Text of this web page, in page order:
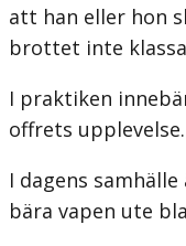
att han eller hon
brottet inte
I praktiken
offrets upplevelse.
I dagens
bära vapen ute